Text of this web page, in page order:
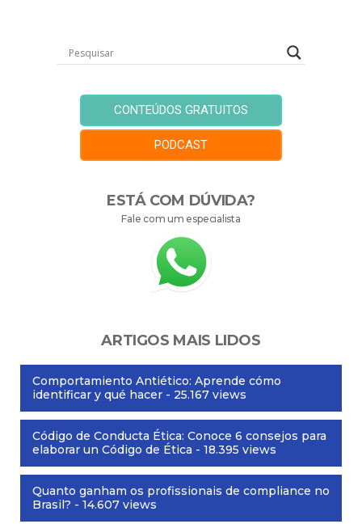
CONTEÚDOS GRATUITOS
PODCAST
ESTÁ COM DÚVIDA?
Fale com um especialista
ARTIGOS MAIS LIDOS
Comportamiento Antiético: Aprende cómo
identificar y qué hacer - 25.167 views
Código de Conducta Ética: Conoce 6 consejos para
elaborar un Código de Ética - 18.395 views
Quanto ganham os profissionais de compliance no
Brasil? - 14.607 views